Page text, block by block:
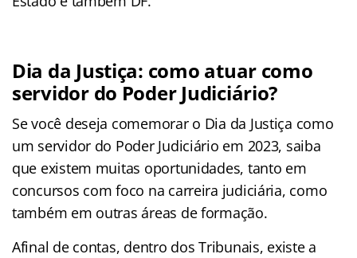
Dia da Justiça: como atuar como
servidor do Poder Judiciário?
Se você deseja comemorar o Dia da Justiça como
um servidor do Poder Judiciário em 2023, saiba
que existem muitas oportunidades, tanto em
concursos com foco na carreira judiciária, como
também em outras áreas de formação.
Afinal de contas, dentro dos Tribunais, existe a